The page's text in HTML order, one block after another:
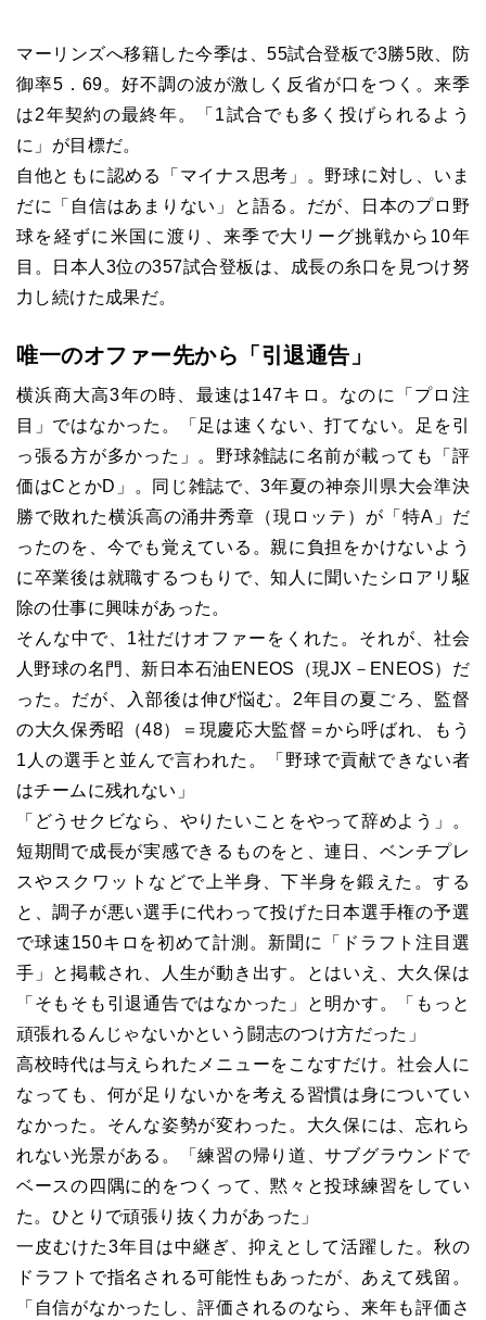
マーリンズへ移籍した今季は、55試合登板で3勝5敗、防
御率5．69。好不調の波が激しく反省が口をつく。来季
は2年契約の最終年。「1試合でも多く投げられるよう
に」が目標だ。
自他ともに認める「マイナス思考」。野球に対し、いま
だに「自信はあまりない」と語る。だが、日本のプロ野
球を経ずに米国に渡り、来季で大リーグ挑戦から10年
目。日本人3位の357試合登板は、成長の糸口を見つけ努
力し続けた成果だ。
唯一のオファー先から「引退通告」
横浜商大高3年の時、最速は147キロ。なのに「プロ注
目」ではなかった。「足は速くない、打てない。足を引
っ張る方が多かった」。野球雑誌に名前が載っても「評
価はCとかD」。同じ雑誌で、3年夏の神奈川県大会準決
勝で敗れた横浜高の涌井秀章（現ロッテ）が「特A」だ
ったのを、今でも覚えている。親に負担をかけないよう
に卒業後は就職するつもりで、知人に聞いたシロアリ駆
除の仕事に興味があった。
そんな中で、1社だけオファーをくれた。それが、社会
人野球の名門、新日本石油ENEOS（現JX－ENEOS）だ
った。だが、入部後は伸び悩む。2年目の夏ごろ、監督
の大久保秀昭（48）＝現慶応大監督＝から呼ばれ、もう
1人の選手と並んで言われた。「野球で貢献できない者
はチームに残れない」
「どうせクビなら、やりたいことをやって辞めよう」。
短期間で成長が実感できるものをと、連日、ベンチプレ
スやスクワットなどで上半身、下半身を鍛えた。する
と、調子が悪い選手に代わって投げた日本選手権の予選
で球速150キロを初めて計測。新聞に「ドラフト注目選
手」と掲載され、人生が動き出す。とはいえ、大久保は
「そもそも引退通告ではなかった」と明かす。「もっと
頑張れるんじゃないかという闘志のつけ方だった」
高校時代は与えられたメニューをこなすだけ。社会人に
なっても、何が足りないかを考える習慣は身についてい
なかった。そんな姿勢が変わった。大久保には、忘れら
れない光景がある。「練習の帰り道、サブグラウンドで
ベースの四隅に的をつくって、黙々と投球練習をしてい
た。ひとりで頑張り抜く力があった」
一皮むけた3年目は中継ぎ、抑えとして活躍した。秋の
ドラフトで指名される可能性もあったが、あえて残留。
「自信がなかったし、評価されるのなら、来年も評価さ